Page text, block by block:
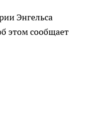
Энгельса
этом сообщает